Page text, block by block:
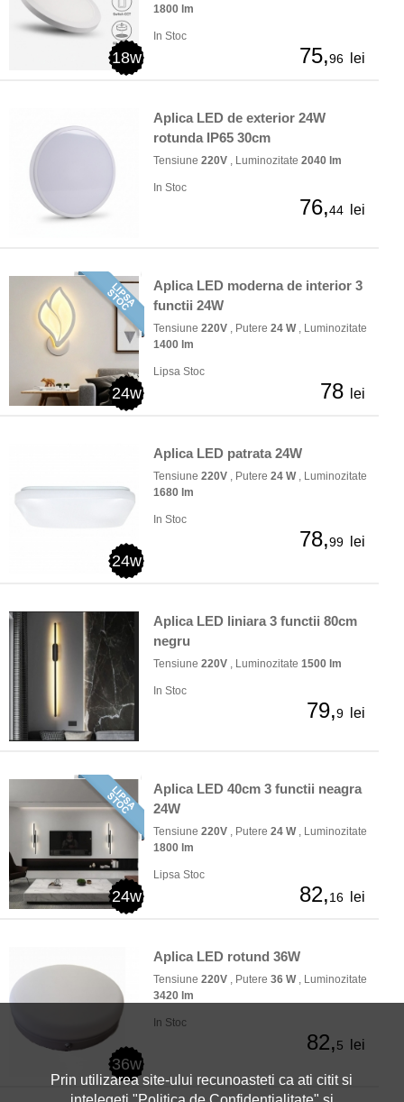
18w
1800 lm
In Stoc
75,96 lei
Aplica LED de exterior 24W
rotunda IP65 30cm
Tensiune 220V , Luminozitate 2040 lm
In Stoc
76,44 lei
24w
Aplica LED moderna de interior 3
functii 24W
Tensiune 220V , Putere 24 W, Luminozitate
1400 lm
Lipsa Stoc
78 lei
24w
Aplica LED patrata 24W
Tensiune 220V , Putere 24 W, Luminozitate
1680 lm
In Stoc
78,99 lei
Aplica LED liniara 3 functii 80cm
negru
Tensiune 220V , Luminozitate 1500 lm
In Stoc
79,9 lei
24w
Aplica LED 40cm 3 functii neagra
24W
Tensiune 220V , Putere 24 W, Luminozitate
1800 lm
Lipsa Stoc
82,16 lei
36w
Aplica LED rotund 36W
Tensiune 220V , Putere 36 W, Luminozitate
3420 lm
In Stoc
82,5 lei
Prin utilizarea site-ului recunoasteti ca ati citit si